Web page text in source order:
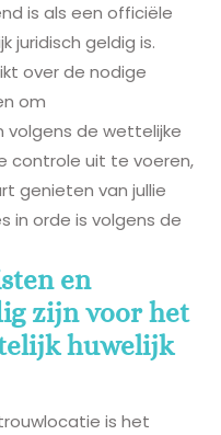
is als een officiële
juridisch geldig is.
over de nodige
om
volgens de wettelijke
controle uit te voeren,
genieten van jullie
in orde is volgens de
en
zijn voor het
huwelijk
is het